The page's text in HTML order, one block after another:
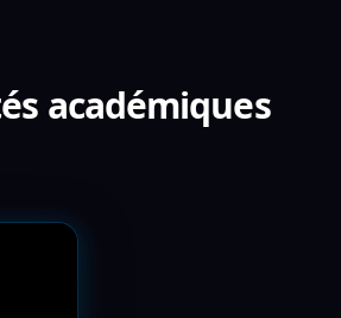
académiques